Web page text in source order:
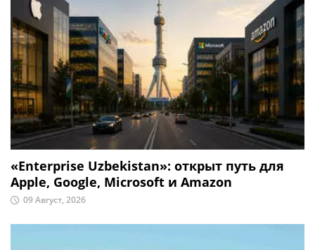
«Enterprise Uzbekistan»: открыт путь для
Apple, Google, Microsoft и Amazon
09 Август, 2026